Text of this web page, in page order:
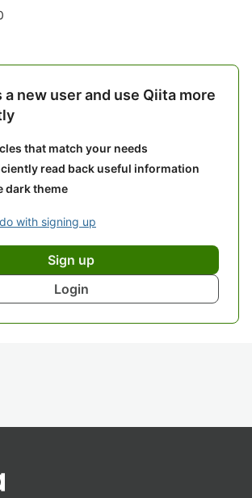
a new user and use Qiita more
that match your needs
read back useful information
dark theme
with signing up
Sign up
Login